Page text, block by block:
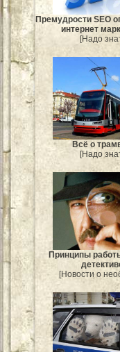
Премудрости SEO
интернет
[Надо
Всё о
[Надо
Принципы
[Новости о